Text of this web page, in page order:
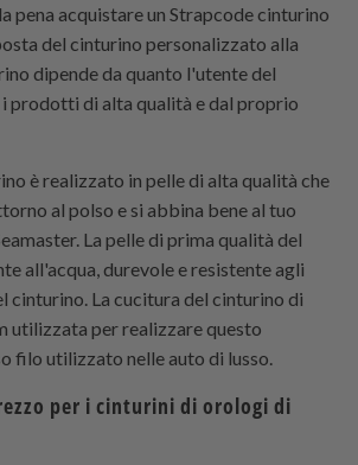
pena acquistare unStrapcodecinturino
del cinturino personalizzato alla
dipende da quanto l'utente del
prodotti di alta qualità e dal proprio
è realizzato in pelle di alta qualità che
al polso e si abbina bene al tuo
La pelle di prima qualità del
all'acqua, durevole e resistente agli
cinturino. La cucitura del cinturino di
utilizzata per realizzare questo
filo utilizzato nelle auto di lusso.
per i cinturini di orologi di